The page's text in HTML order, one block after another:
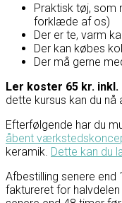
Praktisk tøj, som
forklæde af os)
Der er te, varm
Der kan købes
Der må gerne
Ler koster 65 kr.
dette kursus kan du nå
Efterfølgende har du
åbent
keramik. Dette kan du
Afbestilling senere end
faktureret for